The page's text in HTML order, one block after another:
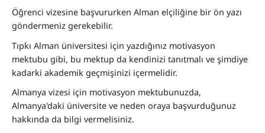
Öğrenci vizesine başvururken Alman elçiliğine bir ön yazı
göndermeniz gerekebilir.
Tıpkı Alman üniversitesi için yazdığınız motivasyon
mektubu gibi, bu mektup da kendinizi tanıtmalı ve şimdiye
kadarki akademik geçmişinizi içermelidir.
Almanya vizesi için motivasyon mektubunuzda,
Almanya'daki üniversite ve neden oraya başvurduğunuz
hakkında da bilgi vermelisiniz.